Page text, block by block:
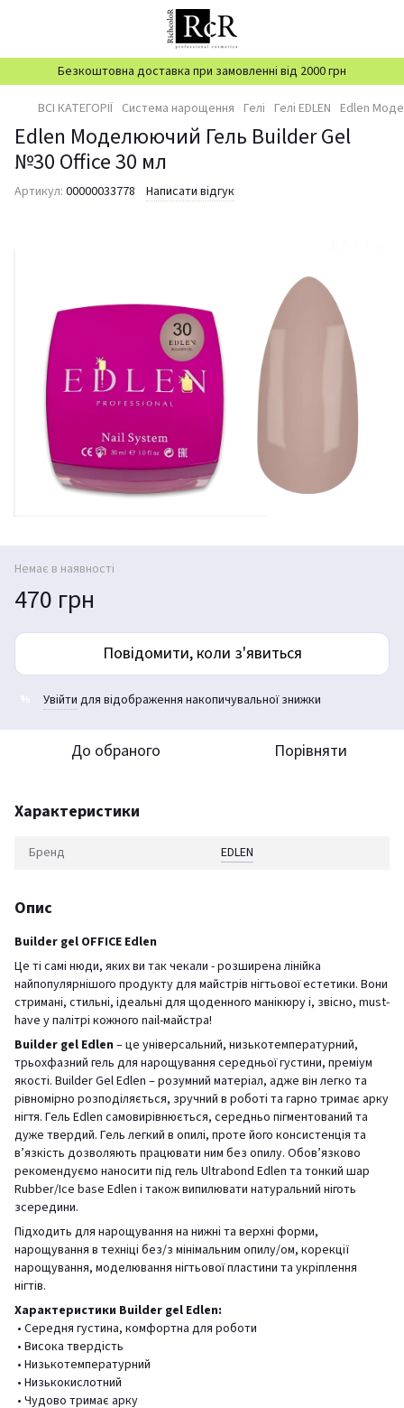
Безкоштовна доставка при замовленні від 2000 грн
ВСІ КАТЕГОРІЇ Система нарощення Гелі Гелі EDLEN Edlen
Edlen Моделюючий Гель Builder Gel
№30 Office 30 мл
Артикул: 00000033778 Написати відгук
Немає в наявності
470 грн
Повідомити, коли з'явиться
Увійти для відображення накопичувальної знижки
До обраного Порівняти
Характеристики
Бренд EDLEN
Опис
Builder gel OFFICE Edlen
Це ті самі нюди, яких ви так чекали - розширена лінійка
найпопулярнішого продукту для майстрів нігтьової естетики. Вони
стримані, стильні, ідеальні для щоденного манікюру і, звісно, must-
have у палітрі кожного nail-майстра!
Builder gel Edlen – це універсальний, низькотемпературний,
трьохфазний гель для нарощування середньої густини, преміум
якості. Builder Gel Edlen – розумний матеріал, адже він легко та
рівномірно розподіляється, зручний в роботі та гарно тримає арку
нігтя. Гель Edlen самовирівнюється, середньо пігментований та
дуже твердий. Гель легкий в опилі, проте його консистенція та
в’язкість дозволяють працювати ним без опилу. Обов’язково
рекомендуємо наносити під гель Ultrabond Edlen та тонкий шар
Rubber/Ice base Edlen і також випилювати натуральний ніготь
зсередини.
Підходить для нарощування на нижні та верхні форми,
нарощування в техніці без/з мінімальним опилу/ом, корекції
нарощування, моделювання нігтьової пластини та укріплення
нігтів.
Характеристики Builder gel Edlen:
• Середня густина, комфортна для роботи
• Висока твердість
• Низькотемпературний
• Низькокислотний
• Чудово тримає арку